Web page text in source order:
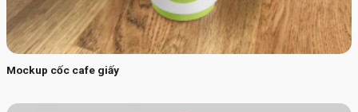
Mockup cốc cafe giấy